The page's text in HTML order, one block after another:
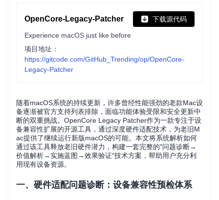
OpenCore-Legacy-Patcher 下载源代码
Experience macOS just like before
项目地址：
https://gitcode.com/GitHub_Trending/op/OpenCore-
Legacy-Patcher
随着macOS系统的持续更新，许多曾经性能强劲的老款Mac设
备逐渐被官方支持列表排除，面临功能体验受限和安全更新中
断的双重挑战。OpenCore Legacy Patcher作为一款专注于设
备兼容性扩展的开源工具，通过深度硬件适配技术，为老旧M
ac提供了继续运行新版macOS的可能。本文将系统解析如何
通过该工具释放老旧硬件潜力，构建一套完整的"问题诊断→
价值解析→实施蓝图→效果验证"技术方案，帮助用户充分利
用现有设备资源。
一、硬件适配问题诊断：设备兼容性预检体系